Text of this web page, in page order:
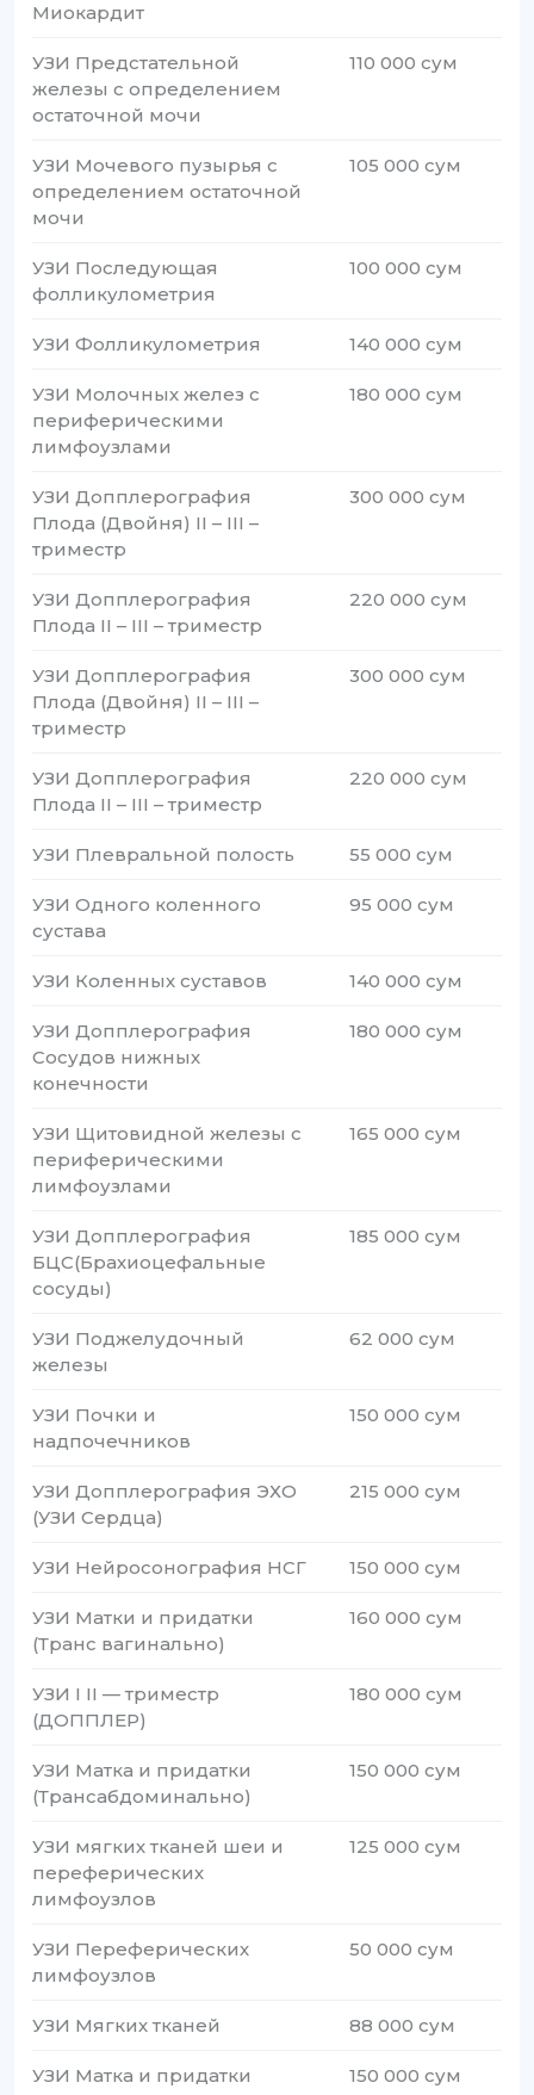
Миокардит
УЗИ Предстательной
железы с определением
остаточной мочи
110 000 сум
УЗИ Мочевого пузырья с
определением остаточной
мочи
105 000 сум
УЗИ Последующая
фолликулометрия
100 000 сум
УЗИ Фолликулометрия 140 000 сум
УЗИ Молочных желез с
периферическими
лимфоузлами
180 000 сум
УЗИ Допплерография
Плода (Двойня) II – III –
триместр
300 000 сум
УЗИ Допплерография
Плода II – III – триместр
220 000 сум
УЗИ Допплерография
Плода (Двойня) II – III –
триместр
300 000 сум
УЗИ Допплерография
Плода II – III – триместр
220 000 сум
УЗИ Плевральной полость 55 000 сум
УЗИ Одного коленного
сустава
95 000 сум
УЗИ Коленных суставов 140 000 сум
УЗИ Допплерография
Сосудов нижных
конечности
180 000 сум
УЗИ Щитовидной железы с
периферическими
лимфоузлами
165 000 сум
УЗИ Допплерография
БЦС(Брахиоцефальные
сосуды)
185 000 сум
УЗИ Поджелудочный
железы
62 000 сум
УЗИ Почки и
надпочечников
150 000 сум
УЗИ Допплерография ЭХО
(УЗИ Сердца)
215 000 сум
УЗИ Нейросонография НСГ 150 000 сум
УЗИ Матки и придатки
(Транс вагинально)
160 000 сум
УЗИ I II — триместр
(ДОППЛЕР)
180 000 сум
УЗИ Матка и придатки
(Трансабдоминально)
150 000 сум
УЗИ мягких тканей шеи и
переферических
лимфоузлов
125 000 сум
УЗИ Переферических
лимфоузлов
50 000 сум
УЗИ Мягких тканей 88 000 сум
УЗИ Матка и придатки
150 000 сум